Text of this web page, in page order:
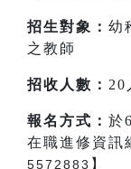
招生對象： 幼
之教師
招收人數： 20
報名方式： 於
在職進修資訊
5572883 】